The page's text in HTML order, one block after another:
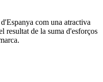
com una atractiva
resultat de la suma d'esforços